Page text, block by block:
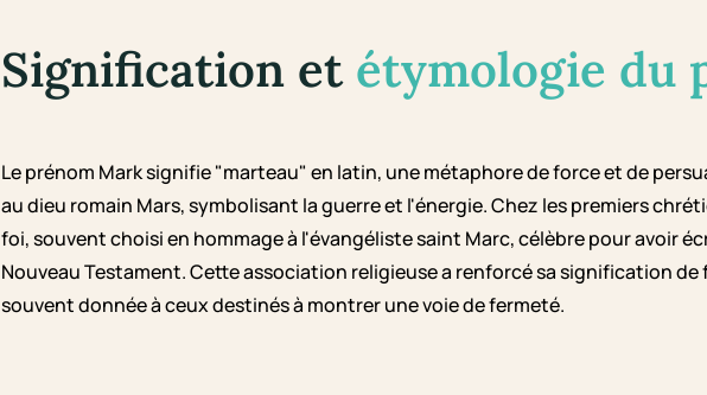
Signification et étymologie du
Le prénom Mark signifie "marteau" en latin, une métaphore de force et de
au dieu romain Mars, symbolisant la guerre et l'énergie. Chez les premiers
foi, souvent choisi en hommage à l'évangéliste saint Marc, célèbre pour avoir
Nouveau Testament. Cette association religieuse a renforcé sa signification
souvent donnée à ceux destinés à montrer une voie de fermeté.